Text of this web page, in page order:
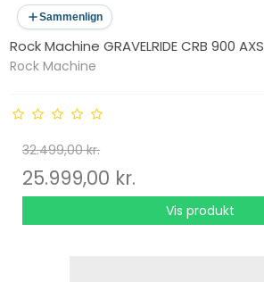
Sammenlign
Rock Machine GRAVELRIDE CRB 900 AXS
Rock Machine
32.499,00 kr.
25.999,00 kr.
Vis produkt